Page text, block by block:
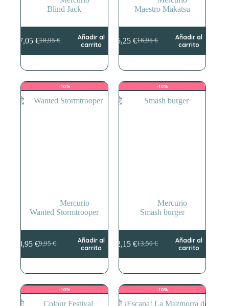
Blind Jack
18,95€
El
precio
era:
18,95 €.
17,05 €El
precio
es:
17,05 €.
Añadir al
carrito
Maestro Makatsu
16,95€
El
precio
era:
16,95 €.
15,25€El
precio
es:
15,25 €.
Añadir al
carrito
-10%
Mercurio
Wanted Stormtrooper
9,95€
El
precio
era:
9,95 €.
8,95€El
precio
es:
8,95 €.
Añadir al
carrito
-10%
Mercurio
Smash burger
13,50€
El
precio
era:
13,50 €.
12,15€El
precio
es:
12,15 €.
Añadir al
carrito
-10% -10%